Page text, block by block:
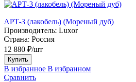
АРТ-3 (лакобель) (Мореный дуб)
Производитель: Luxor
Страна: Россия
12 880 ₽/шт
Купить
В избранное В избранном
Сравнить